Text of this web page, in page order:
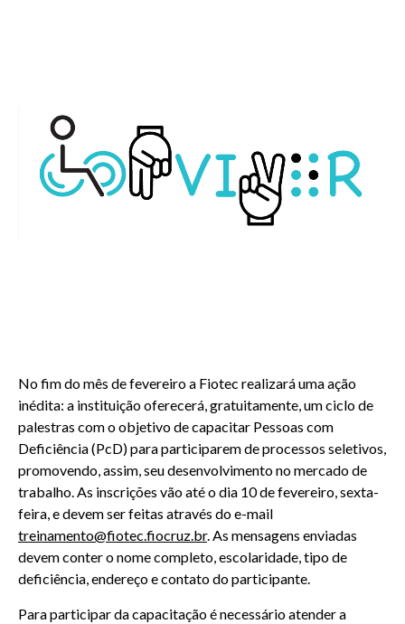
No fim do mês de fevereiro a Fiotec realizará uma ação
inédita: a instituição oferecerá, gratuitamente, um ciclo de
palestras com o objetivo de capacitar Pessoas com
Deficiência (PcD) para participarem de processos seletivos,
promovendo, assim, seu desenvolvimento no mercado de
trabalho. As inscrições vão até o dia 10 de fevereiro, sexta-
feira, e devem ser feitas através do e-mail
treinamento@fiotec.fiocruz.br. As mensagens enviadas
devem conter o nome completo, escolaridade, tipo de
deficiência, endereço e contato do participante.
Para participar da capacitação é necessário atender a